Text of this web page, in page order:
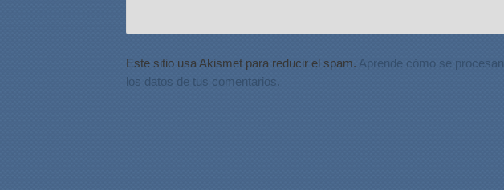
Este sitio usa Akismet para reducir el spam. Aprende cómo se procesan
los datos de tus comentarios.